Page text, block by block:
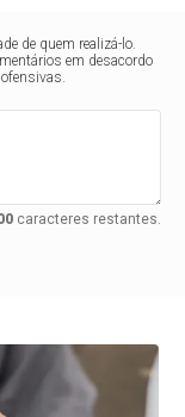
de quem realizá-lo.
em desacordo
caracteres restantes.